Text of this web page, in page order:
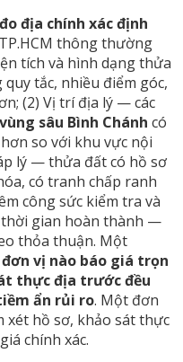
địa chính xác định
thông thường
tích và hình dạng thửa
tắc, nhiều điểm góc,
(2) Vị trí địa lý — các
sâu Bình Chánh có
so với khu vực nội
lý — thửa đất có hồ sơ
có tranh chấp ranh
công sức kiểm tra và
thời gian hoàn thành —
thỏa thuận. Một
vị nào báo giá trọn
thực địa trước đều
ẩn rủi ro. Một đơn
xét hồ sơ, khảo sát thực
chính xác.